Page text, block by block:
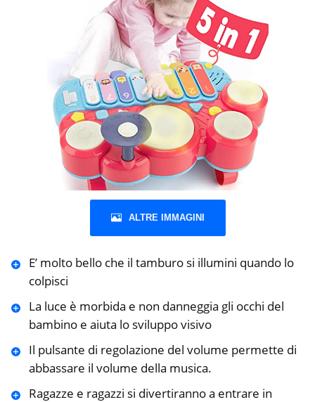
ALTRE IMMAGINI
E’ molto bello che il tamburo si illumini quando lo
colpisci
La luce è morbida e non danneggia gli occhi del
bambino e aiuta lo sviluppo visivo
Il pulsante di regolazione del volume permette di
abbassare il volume della musica.
Ragazze e ragazzi si divertiranno a entrare in